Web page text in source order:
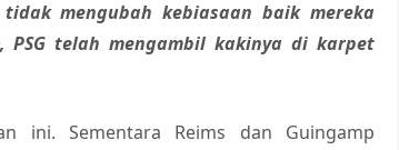
mengubah kebiasaan baik mereka
PSG telah mengambil kakinya di karpet
ini. Sementara Reims dan Guingamp